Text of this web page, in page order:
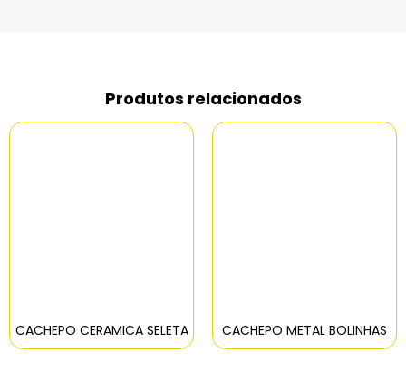
Produtos relacionados
CACHEPO CERAMICA SELETA CACHEPO METAL BOLINHAS